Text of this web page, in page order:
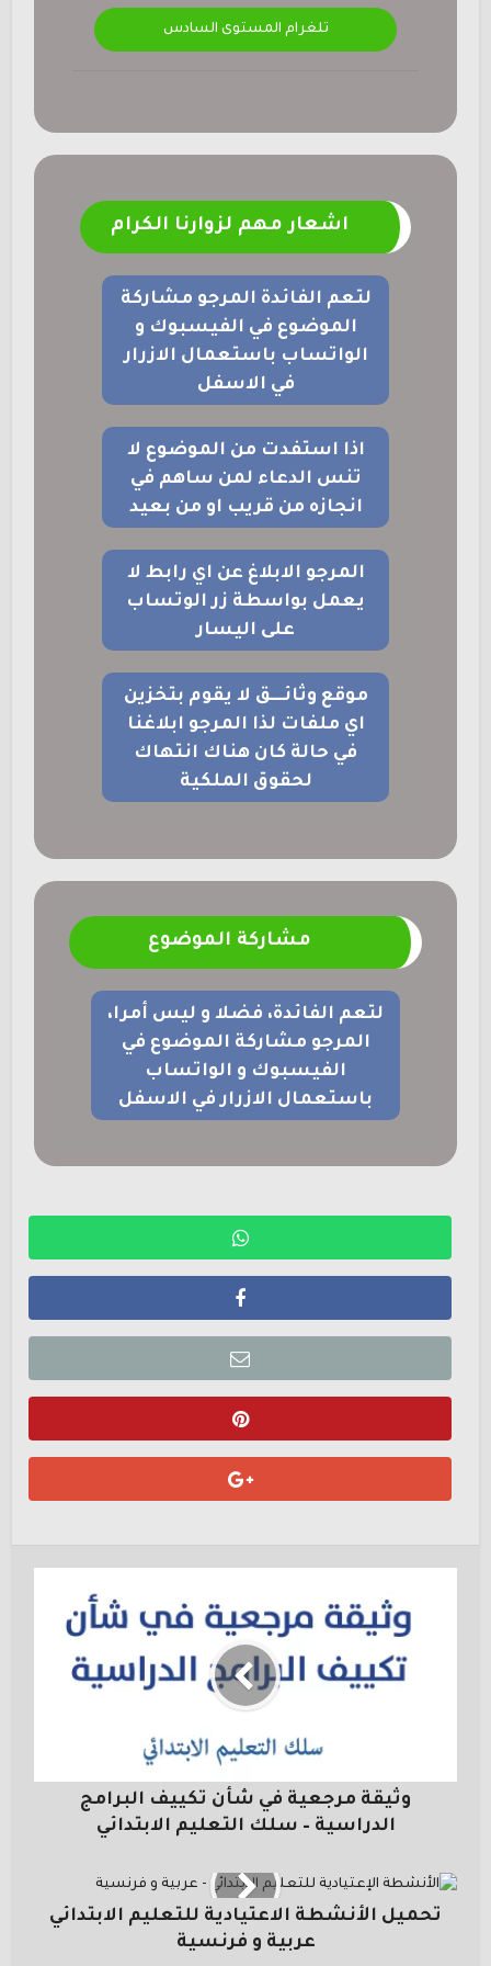
تلغرام المستوى السادس
اشعار مهم لزوارنا الكرام
لتعم الفائدة المرجو مشاركة
الموضوع في الفيسبوك و
الواتساب باستعمال الازرار
في الاسفل
اذا استفدت من الموضوع لا
تنس الدعاء لمن ساهم في
انجازه من قريب او من بعيد
المرجو الابلاغ عن اي رابط لا
يعمل بواسطة زر الوتساب
على اليسار
موقع وثائــــق لا يقوم بتخزين
اي ملفات لذا المرجو ابلاغنا
في حالة كان هناك انتهاك
لحقوق الملكية
مشاركة الموضوع
لتعم الفائدة، فضلا و ليس أمرا،
المرجو مشاركة الموضوع في
الفيسبوك و الواتساب
باستعمال الازرار في الاسفل
وثيقة مرجعية في شأن تكييف البرامج
الدراسية – سلك التعليم الابتدائي
تحميل الأنشطة الاعتيادية للتعليم الابتدائي
عربية و فرنسية